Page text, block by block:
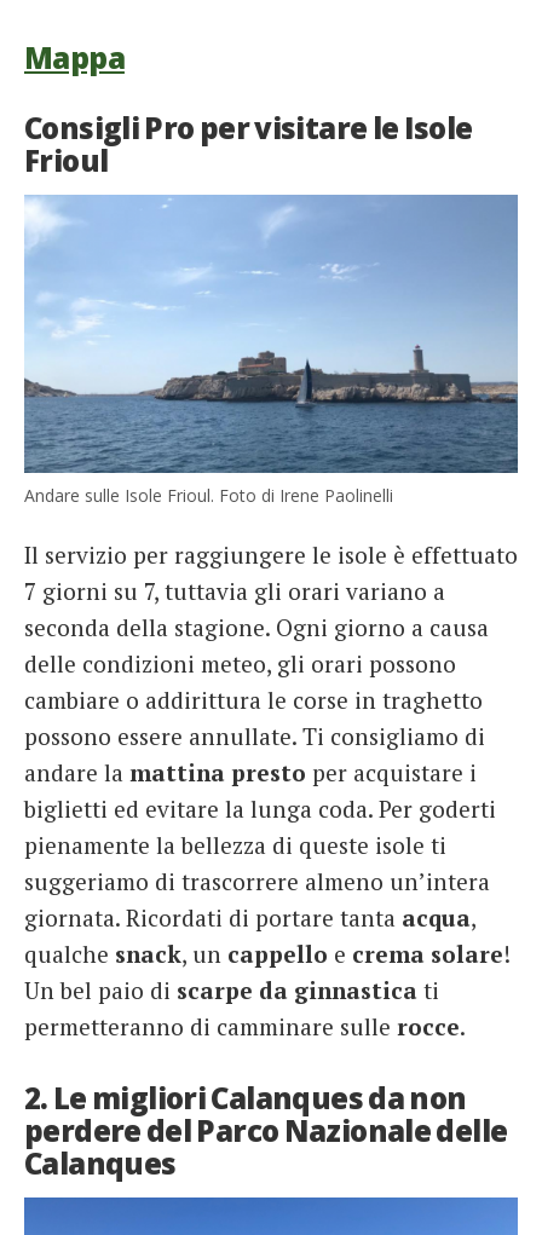
Mappa
Consigli Pro per visitare le Isole
Frioul
Andare sulle Isole Frioul. Foto di Irene Paolinelli
Il servizio per raggiungere le isole è effettuato
7 giorni su 7, tuttavia gli orari variano a
seconda della stagione. Ogni giorno a causa
delle condizioni meteo, gli orari possono
cambiare o addirittura le corse in traghetto
possono essere annullate. Ti consigliamo di
andare la mattina presto per acquistare i
biglietti ed evitare la lunga coda. Per goderti
pienamente la bellezza di queste isole ti
suggeriamo di trascorrere almeno un’intera
giornata. Ricordati di portare tanta acqua,
qualche snack, un cappello e crema solare!
Un bel paio di scarpe da ginnastica ti
permetteranno di camminare sulle rocce.
2. Le migliori Calanques da non
perdere del Parco Nazionale delle
Calanques